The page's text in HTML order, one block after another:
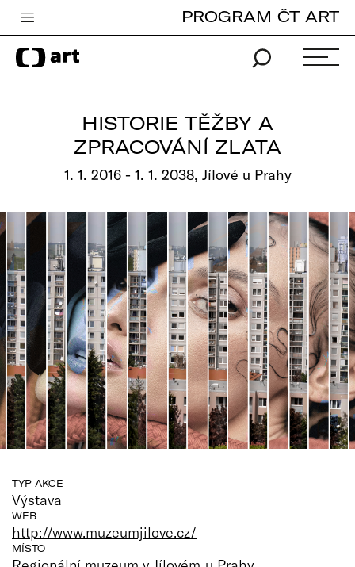
Česká televize
Zpravodajství
TV program
Vše o ČT
PROGRAM ČT ART
HISTORIE TĚŽBY A
ZPRACOVÁNÍ ZLATA
1. 1. 2016 - 1. 1. 2038, Jílové u Prahy
TYP AKCE
Výstava
WEB
http://www.muzeumjilove.cz/
MÍSTO